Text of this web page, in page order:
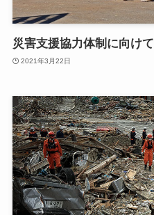
災害支援協力体制に向けて
2021年3月22日